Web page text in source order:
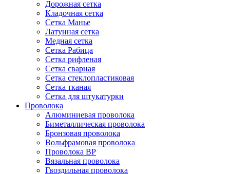
Дорожная сетка
Кладочная сетка
Сетка Манье
Латунная сетка
Медная сетка
Сетка Рабица
Сетка рифленая
Сетка сварная
Сетка стеклопластиковая
Сетка тканая
Сетка для штукатурки
Проволока
Алюминиевая проволока
Биметаллическая проволока
Бронзовая проволока
Вольфрамовая проволока
Проволока ВР
Вязальная проволока
Гвоздильная проволока